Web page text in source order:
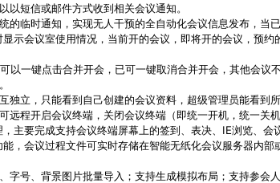
短信或邮件方式收到相关会议通知。
的临时通知，实现无人干预的全自动化会议信息发布，
示会议室使用情况，当前开的会议，即将开的会议，预
以一键点击合并开会，已可一键取消合并开会，其他会议
立，只能看到自己创建的会议资料，超级管理员能看到所
远程开启会议终端，关闭会议终端（即统一开机，统一关
主要完成支持会议终端屏幕上的签到、表决、IE浏览、
能，会议过程文件可实时存储在智能无纸化会议服务器内
字号、背景图片批量导入；支持生成模拟布局；支持参